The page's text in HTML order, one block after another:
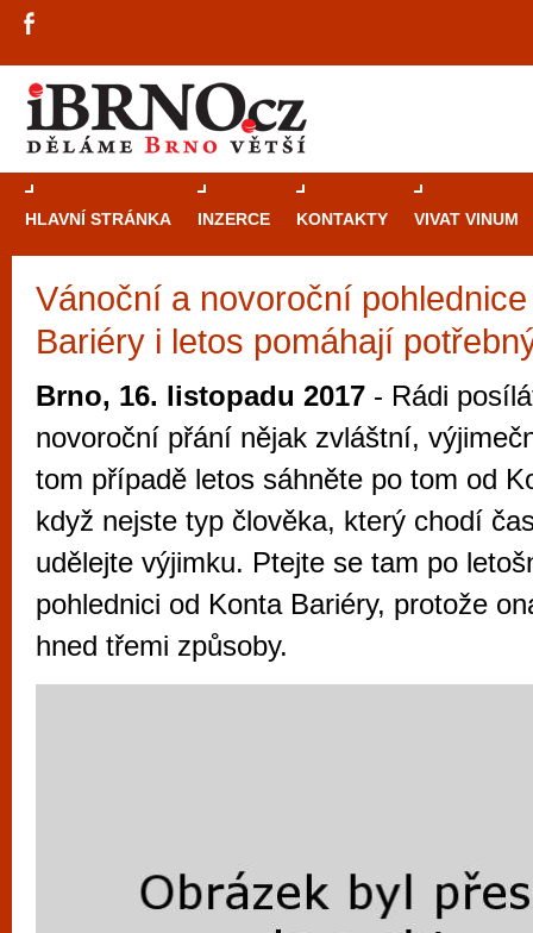
HLAVNÍ STRÁNKA INZERCE KONTAKTY VIVAT VINUM
Vánoční a novoroční
Bariéry i letos pomáhají
Brno, 16. listopadu 2017 - Rádi
novoroční přání nějak zvláštní,
tom případě letos sáhněte po tom od
když nejste typ člověka, který chodí
udělejte výjimku. Ptejte se tam po
pohlednici od Konta Bariéry, protože
hned třemi způsoby.
Průvodce
Brně: Od
Brno je
zajímavé
restaurace,
Mimo jiné je ale také místem, kde si
vyzkoušet různé kasinové hry. V
metropoli naleznete širokou nabídku her
po moderní automaty jak pro pravidelné
příležitostné hráče. V...